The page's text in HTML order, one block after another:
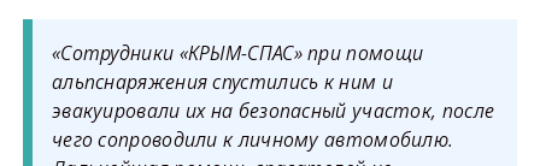
«Сотрудники «КРЫМ-СПАС» при помощи
альпснаряжения спустились к ним и
эвакуировали их на безопасный участок, после
чего сопроводили к личному автомобилю.